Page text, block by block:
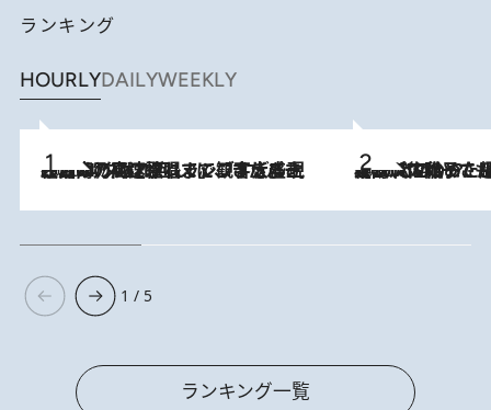
ランキング
HOURLYDAILYWEEKLY
2026.8.7
「湘南乃風に憧れて」観客大盛上がりの“タオル回し”に、ラッパー顔負けの高速歌唱まで…さだまさし（74）のアグレッシブすぎる現在地 2026.8.5
【阿川佐和子さんの年とる力】なぜ70代で始めた趣味は“こんなに楽しい”のか？ ピアノ、俳句…スランプに陥っても続けられる“ある秘訣”とは
1 / 5
ランキング一覧